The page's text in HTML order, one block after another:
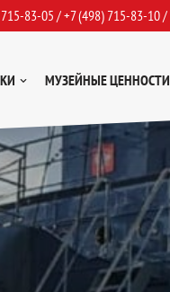
83-05/+7 (498) 715-83-10/
МУЗЕЙНЫЕ ЦЕННОСТИ